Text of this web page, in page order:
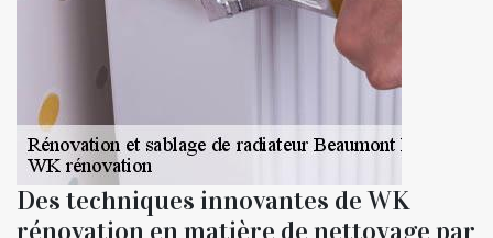
Des techniques innovantes de WK
rénovation en matière de nettoyage par